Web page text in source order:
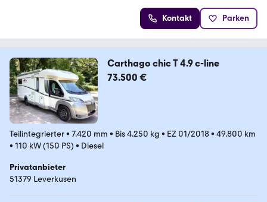
Kontakt Parken
Carthago chic T 4.9 c-line
73.500 €
Teilintegrierter• 7.420 mm • Bis 4.250 kg • EZ 01/2018• 49.800 km
• 110 kW (150 PS) • Diesel
Privatanbieter
51379 Leverkusen